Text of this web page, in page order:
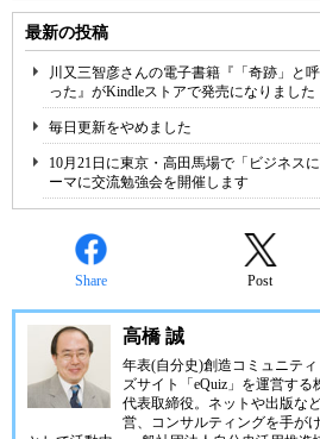
最新の投稿
川又三智彦さんの電子書籍『「奇跡」と
った』がKindleストアで発売になりました
毎日更新をやめました
10月21日に東京・高田馬場で「ビジネス
ーマに交流勉強会を開催します
Share Post
高橋 誠
年表(自分史)創造コミュニティ
ズサイト「 eQuiz 」を運営する
代表取締役。ネットや出版な
営、コンサルティングを手が